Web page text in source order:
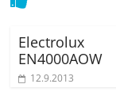
Electrolux
EN4000AOW
12.9.2013